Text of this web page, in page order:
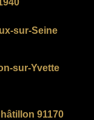
sur-Seine
sur-Yvette
91170